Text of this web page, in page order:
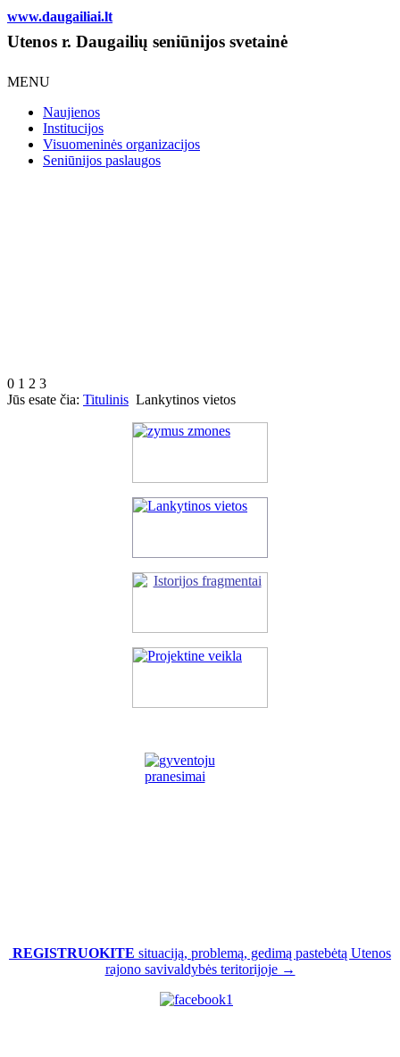
www.daugailiai.lt
Utenos r. Daugailių seniūnijos svetainė
MENU
Naujienos
Institucijos
Visuomeninės organizacijos
Seniūnijos paslaugos
0 1 2 3
Jūs esate čia: Titulinis Lankytinos vietos
REGISTRUOKITE situaciją, problemą, gedimą pastebėtą Utenos
rajono savivaldybės teritorijoje →